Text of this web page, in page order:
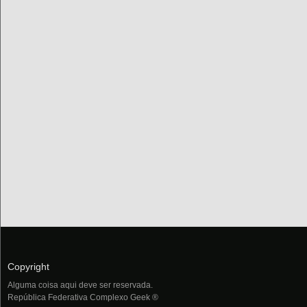
Copyright
Alguma coisa aqui deve ser reservada.
República Federativa Complexo Geek ®